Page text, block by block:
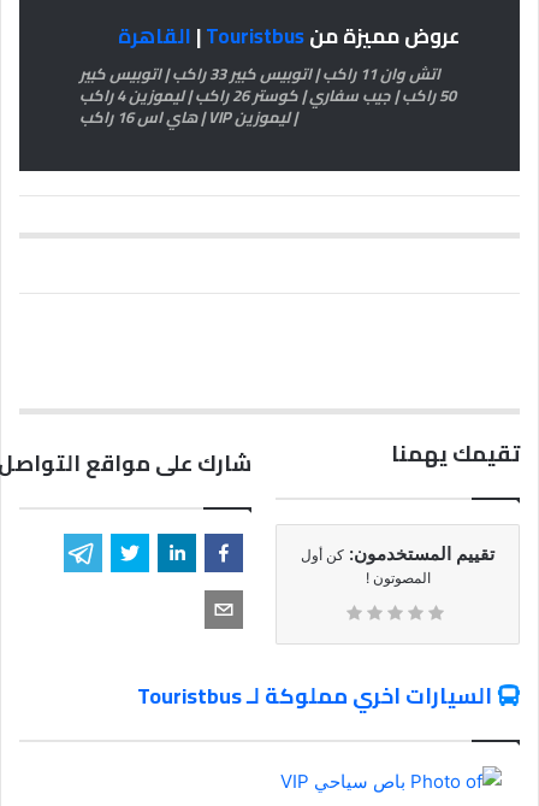
عروض مميزة منTouristbus
|القاهرة
اتش وان 11 راكب | اتوبيس كبير 33 راكب | اتوبيس كبير
50 راكب | جيب سفاري | كوستر 26 راكب | ليموزين 4 راكب
| ليموزين VIP | هاي اس 16 راكب
تقيمك يهمنا
تقييم المستخدمون: كن أول
المصوتون !
شارك على مواقع
السيارات اخري مملوكة لـ Touristbus